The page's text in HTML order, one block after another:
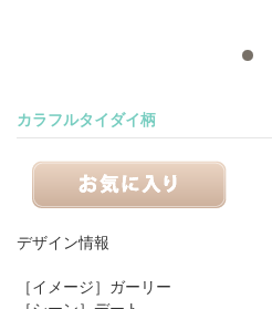
カラフルタイダイ柄
デザイン情報
［イメージ］ ガーリー